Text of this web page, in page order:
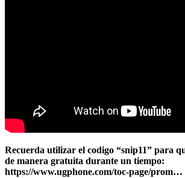
Recuerda utilizar el codigo “snip11” para
de manera gratuita durante un tiempo:
https://www.ugphone.com/toc-page/prom…